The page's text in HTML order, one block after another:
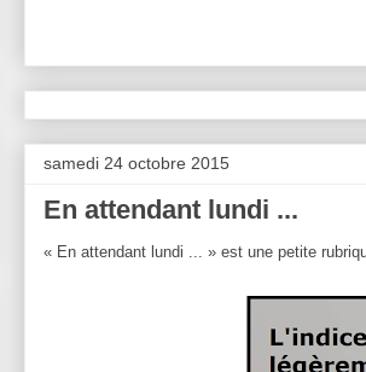
samedi 24 octobre 2015
En attendant lundi ...
« En attendant lundi ... » est une petite